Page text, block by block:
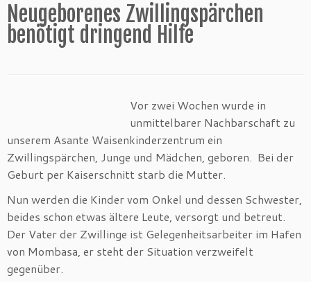
Neugeborenes Zwillingspärchen
benötigt dringend Hilfe
Vor zwei Wochen wurde in
unmittelbarer Nachbarschaft zu
unserem Asante Waisenkinderzentrum ein
Zwillingspärchen, Junge und Mädchen, geboren. Bei der
Geburt per Kaiserschnitt starb die Mutter.
Nun werden die Kinder vom Onkel und dessen Schwester,
beides schon etwas ältere Leute, versorgt und betreut.
Der Vater der Zwillinge ist Gelegenheitsarbeiter im Hafen
von Mombasa, er steht der Situation verzweifelt
gegenüber.